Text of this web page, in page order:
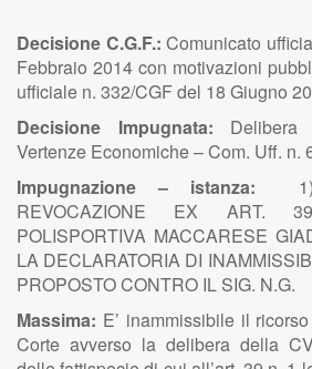
Decisione C.G.F.: Comunicato
Febbraio 2014 con motivazioni
ufficiale n. 332/CGF del 18 Giugno
Decisione Impugnata: Delibera
Vertenze Economiche – Com. Uff. n.
Impugnazione – istanza:
REVOCAZIONE EX ART.
POLISPORTIVA MACCARESE
LA DECLARATORIA DI
PROPOSTO CONTRO IL SIG. N.G.
Massima: E’ inammissibile il
Corte avverso la delibera della